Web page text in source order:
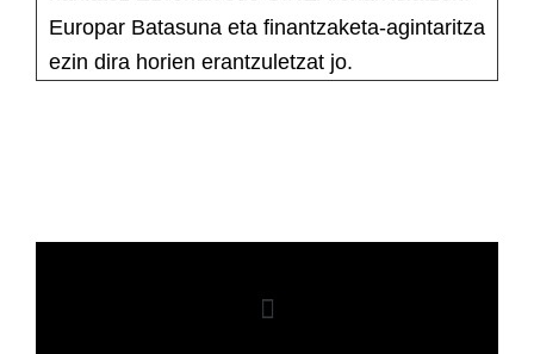
Europar Batasuna eta finantzaketa-agintaritza
ezin dira horien erantzuletzat jo.